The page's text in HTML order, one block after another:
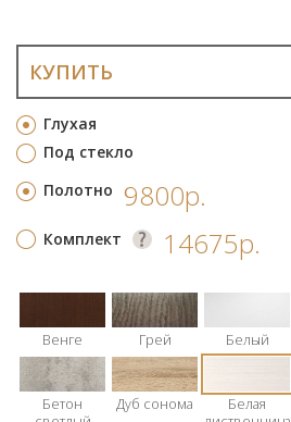
Глухая
Под стекло
КУПИТЬ
Полотно 9800р.
Комплект 14675р.
Венге Грей Белый
Бетон
Дуб сонома
Белая